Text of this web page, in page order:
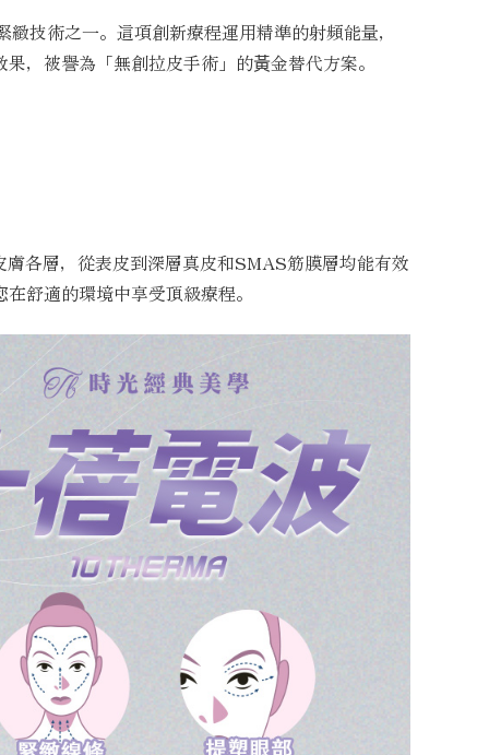
技術之一。這項創新療程運用精準的射頻能量，
，被譽為「無創拉皮手術」的黃金替代方案。
各層，從表皮到深層真皮和SMAS筋膜層均能有效
舒適的環境中享受頂級療程。